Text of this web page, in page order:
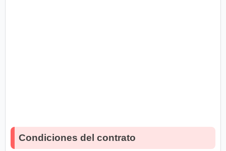
Condiciones del contrato